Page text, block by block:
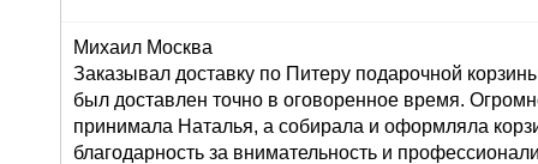
Михаил Москва
Заказывал доставку по Питеру подарочной
был доставлен точно в оговоренное время.
принимала Наталья, а собирала и оформляла
благодарность за внимательность и